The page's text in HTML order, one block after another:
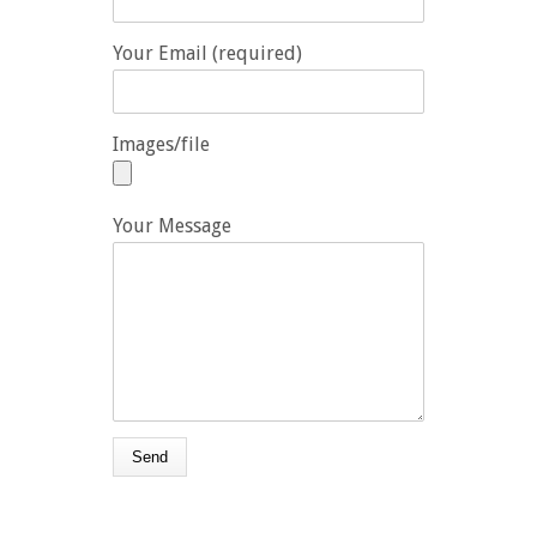
Your Email (required)
Images/file
Your Message